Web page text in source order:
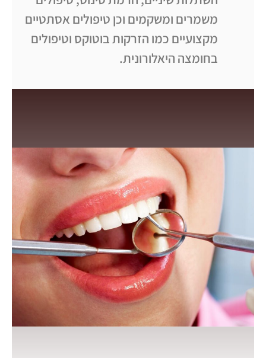
משמרים ומשקמים וכן טיפולים אסתטיים
מקצועיים כמו הזרקות בוטוקס וטיפולים
בחומצה היאלורונית.